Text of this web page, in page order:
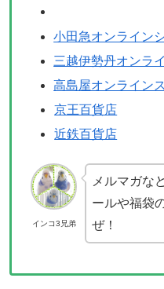
小田急オンライン
三越伊勢丹オンラ
高島屋オンライン
京王百貨店
近鉄百貨店
インコ3兄弟
メルマガな
ールや福袋
ぜ！